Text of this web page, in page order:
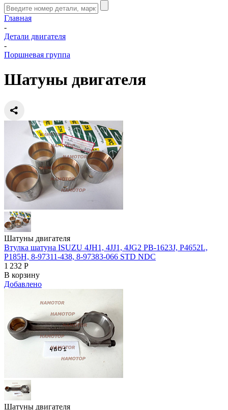
Главная
-
Детали двигателя
-
Поршневая группа
Шатуны двигателя
Шатуны двигателя
Втулка шатуна ISUZU 4JH1, 4JJ1, 4JG2 PB-1623J, P4652L,
P185H, 8-97311-438, 8-97383-066 STD NDC
1 232 Р
В корзину
Добавлено
Шатуны двигателя